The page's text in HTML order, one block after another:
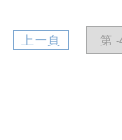
上一頁